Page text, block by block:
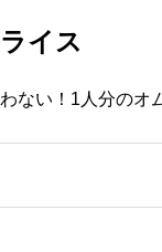
イス
ない！1人分のオ